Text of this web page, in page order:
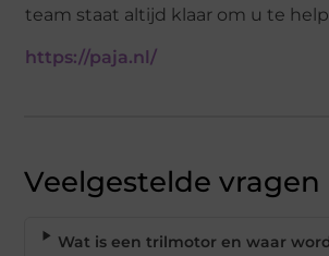
team staat altijd klaar om u te
https://paja.nl/
Veelgestelde vragen
Wat is een trilmotor en waar